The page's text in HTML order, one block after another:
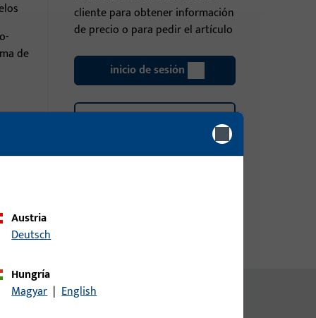
de
cliente para obtener información
de precio o para pedir el artículo
inicio de sesión
Crear cuenta
Austria
Deutsch
Hungría
Magyar | English